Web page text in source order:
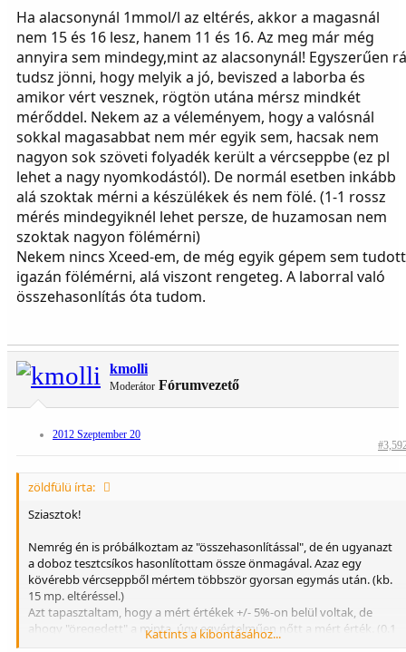
Szóval, én eddig nagy Xceed párti voltam, most is bízok benne, de
azért megpróbálom majd kideríteni, hogy akkor most melyik lehet
közelebb a valósághoz, Xceed vagy Méry. Magasnál mindegy, hogy
15 vagy 16 a cuki, de hipónál nem. Csak elmélkedtem, gondoltam
leírom nektek a tapasztalatom.
Ha alacsonynál 1mmol/l az eltérés, akkor a magasnál
nem 15 és 16 lesz, hanem 11 és 16. Az meg már még
annyira sem mindegy,mint az alacsonynál! Egyszerűen rá
tudsz jönni, hogy melyik a jó, beviszed a laborba és
amikor vért vesznek, rögtön utána mérsz mindkét
mérőddel. Nekem az a véleményem, hogy a valósnál
sokkal magasabbat nem mér egyik sem, hacsak nem
nagyon sok szöveti folyadék került a vércseppbe (ez pl
lehet a nagy nyomkodástól). De normál esetben inkább
alá szoktak mérni a készülékek és nem fölé. (1-1 rossz
mérés mindegyiknél lehet persze, de huzamosan nem
szoktak nagyon fölémérni)
Nekem nincs Xceed-em, de még egyik gépem sem tudott
igazán fölémérni, alá viszont rengeteg. A laborral való
összehasonlítás óta tudom.
kmolli
Moderátor Fórumvezető
2012 Szeptember 20
zöldfülü írta:
Sziasztok!
Nemrég én is próbálkoztam az "összehasonlítással", de én ugyanazt
a doboz tesztcsíkos hasonlítottam össze önmagával. Azaz egy
kövérebb vércseppből mértem többször gyorsan egymás után. (kb.
15 mp. eltéréssel.)
Azt tapasztaltam, hogy a mért értékek +/- 5%-on belül voltak, de
ahogy "öregedett" a minta, úgy egyértelműen nőtt a mért érték. (0.1
Kattints a kibontásához...